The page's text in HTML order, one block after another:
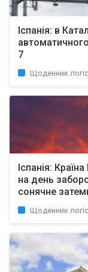
Іспанія: в
7
Щоденник
Іспанія:
на день
сонячне
Щоденник